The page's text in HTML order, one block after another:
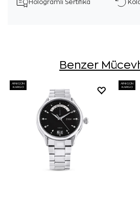
Hologramlı Sertifika
Benzer
AYNI GÜN
KARGO
AYNI GÜN
KARGO